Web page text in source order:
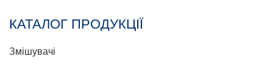
КАТАЛОГ ПРОДУКЦІЇ
Змішувачі